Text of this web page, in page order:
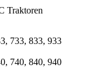
Traktoren
733, 833, 933
740, 840, 940